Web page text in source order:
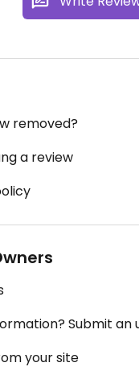
removed?
a review
Submit an
your site